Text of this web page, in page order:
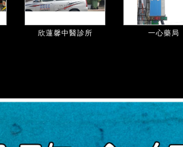
欣蓮馨中醫診所 一心藥局